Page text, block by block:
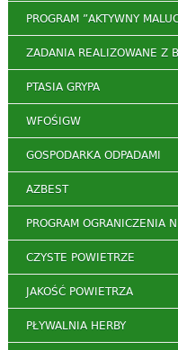
PROGRAM ”AKTYWNY
ZADANIA REALIZOWANE Z
PTASIA GRYPA
WFOŚIGW
GOSPODARKA ODPADAMI
AZBEST
PROGRAM OGRANICZENIA
CZYSTE POWIETRZE
JAKOŚĆ POWIETRZA
PŁYWALNIA HERBY